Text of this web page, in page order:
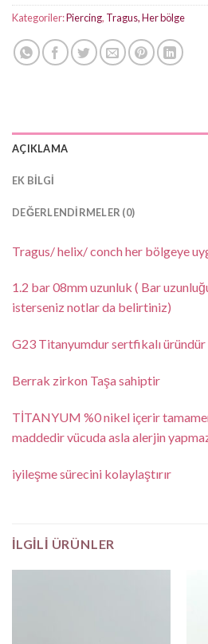
Kategoriler:Piercing, Tragus, Her bölge
AÇIKLAMA
EK BILGI
DEĞERLENDIRMELER (0)
Tragus/ helix/ conch her bölgeye
1.2 bar 08mm uzunluk ( Bar
isterseniz notlar da belirtiniz)
G23 Titanyumdur sertfikalı üründür
Berrak zirkon Taşa sahiptir
TİTANYUM %0 nikel içerir
maddedir vücuda asla alerjin
iyileşme sürecini kolaylaştırır
İLGILI ÜRÜNLER